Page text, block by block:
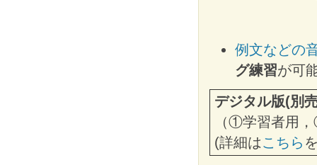
例文などの
グ練習が可
デジタル版(別
（①学習者用
(詳細はこちら